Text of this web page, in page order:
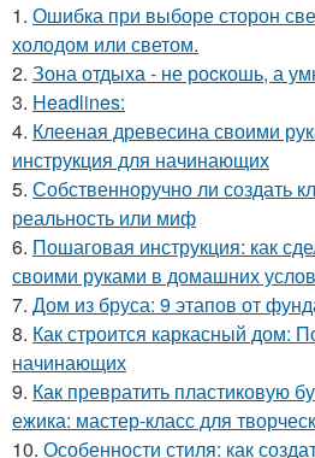
1. Ошибка при выборе сторон
холодом или светом.
2. Зона отдыха - не роcкошь, а
3. Headlines:
4. Клееная древесина своими
инструкция для начинающих
5. Собственноручно ли создать
реальность или миф
6. Пошаговая инструкция: как
своими руками в домашних
7. Дом из бруса: 9 этапов от
8. Как строится каркасный дом:
начинающих
9. Как превратить пластиковую
ежика: мастер-класс для
10. Особенности стиля: как